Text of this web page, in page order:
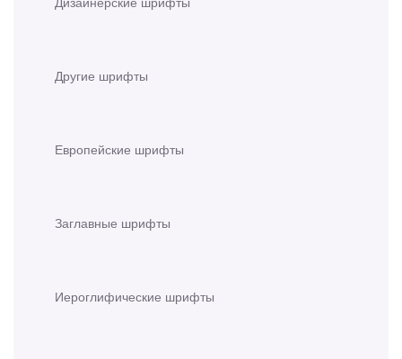
Другие шрифты
Европейские шрифты
Заглавные шрифты
Иероглифические шрифты